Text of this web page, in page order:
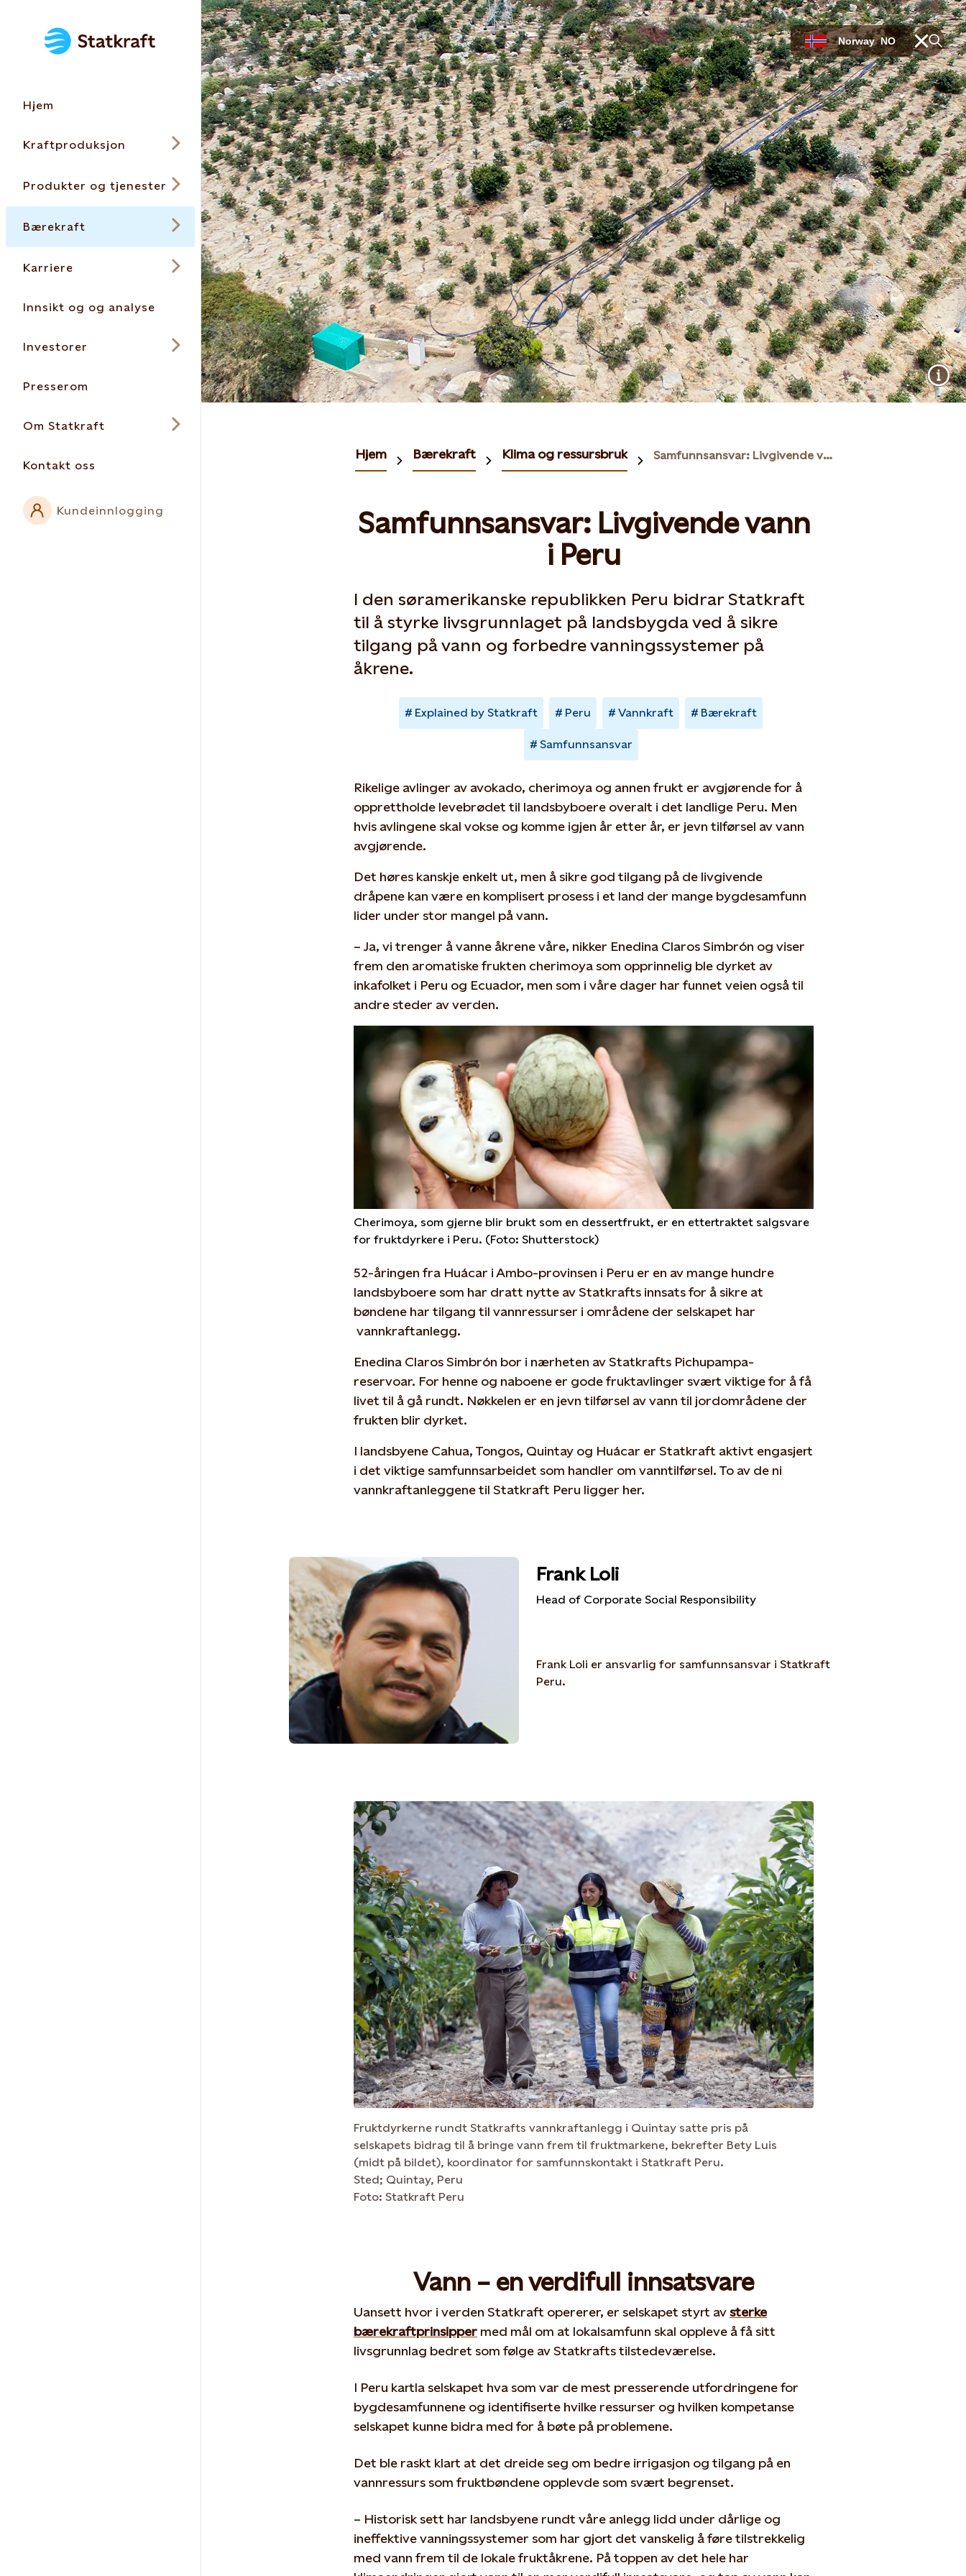
Hjem
Kraftproduksjon
Produkter og tjenester
Bærekraft
Karriere
Innsikt og og analyse
Investorer
Presserom
Om Statkraft
Kontakt oss
Kundeinnlogging
Norway NO
Hjem Bærekraft Klima og ressursbruk Samfunnsansvar: Livgivende vann i Peru
Samfunnsansvar: Livgivende vann
i Peru
I den søramerikanske republikken Peru bidrar Statkraft
til å styrke livsgrunnlaget på landsbygda ved å sikre
tilgang på vann og forbedre vanningssystemer på
åkrene.
Explained by Statkraft Peru Vannkraft Bærekraft
Samfunnsansvar
Rikelige avlinger av avokado, cherimoya og annen frukt er avgjørende for å
opprettholde levebrødet til landsbyboere overalt i det landlige Peru. Men
hvis avlingene skal vokse og komme igjen år etter år, er jevn tilførsel av vann
avgjørende.
Det høres kanskje enkelt ut, men å sikre god tilgang på de livgivende
dråpene kan være en komplisert prosess i et land der mange bygdesamfunn
lider under stor mangel på vann.
– Ja, vi trenger å vanne åkrene våre, nikker Enedina Claros Simbrón og viser
frem den aromatiske frukten cherimoya som opprinnelig ble dyrket av
inkafolket i Peru og Ecuador, men som i våre dager har funnet veien også til
andre steder av verden.
Cherimoya, som gjerne blir brukt som en dessertfrukt, er en ettertraktet salgsvare
for fruktdyrkere i Peru. (Foto: Shutterstock)
52-åringen fra Huácar i Ambo-provinsen i Peru er en av mange hundre
landsbyboere som har dratt nytte av Statkrafts innsats for å sikre at
bøndene har tilgang til vannressurser i områdene der selskapet har
vannkraftanlegg.
Enedina Claros Simbrón bor i nærheten av Statkrafts Pichupampa-
reservoar. For henne og naboene er gode fruktavlinger svært viktige for å få
livet til å gå rundt. Nøkkelen er en jevn tilførsel av vann til jordområdene der
frukten blir dyrket.
I landsbyene Cahua, Tongos, Quintay og Huácar er Statkraft aktivt engasjert
i det viktige samfunnsarbeidet som handler om vanntilførsel. To av de ni
vannkraftanleggene til Statkraft Peru ligger her.
Frank Loli
Head of Corporate Social Responsibility
Frank Loli er ansvarlig for samfunnsansvar i Statkraft
Peru.
Fruktdyrkerne rundt Statkrafts vannkraftanlegg i Quintay satte pris på
selskapets bidrag til å bringe vann frem til fruktmarkene, bekrefter Bety Luis
(midt på bildet), koordinator for samfunnskontakt i Statkraft Peru.
Sted; Quintay, Peru
Foto: Statkraft Peru
Vann – en verdifull innsatsvare
Uansett hvor i verden Statkraft opererer, er selskapet styrt av sterke
bærekraftprinsipper med mål om at lokalsamfunn skal oppleve å få sitt
livsgrunnlag bedret som følge av Statkrafts tilstedeværelse.
I Peru kartla selskapet hva som var de mest presserende utfordringene for
bygdesamfunnene og identifiserte hvilke ressurser og hvilken kompetanse
selskapet kunne bidra med for å bøte på problemene.
Det ble raskt klart at det dreide seg om bedre irrigasjon og tilgang på en
vannressurs som fruktbøndene opplevde som svært begrenset.
– Historisk sett har landsbyene rundt våre anlegg lidd under dårlige og
ineffektive vanningssystemer som har gjort det vanskelig å føre tilstrekkelig
med vann frem til de lokale fruktåkrene. På toppen av det hele har